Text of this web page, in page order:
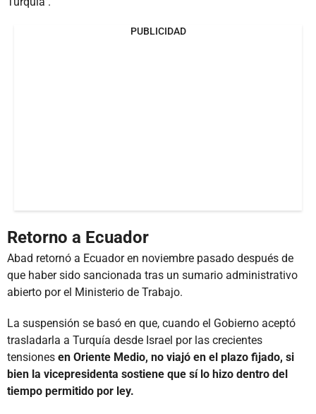
PUBLICIDAD
Retorno a Ecuador
Abad retornó a Ecuador en noviembre pasado después de
que haber sido sancionada tras un sumario administrativo
abierto por el Ministerio de Trabajo.
La suspensión se basó en que, cuando el Gobierno aceptó
trasladarla a Turquía desde Israel por las crecientes
tensiones en Oriente Medio, no viajó en el plazo fijado, si
bien la vicepresidenta sostiene que sí lo hizo dentro del
tiempo permitido por ley.